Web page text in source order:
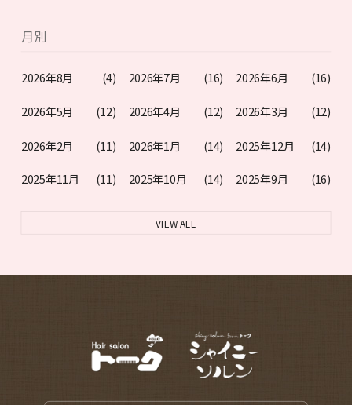
月別
2026年8月 (4) 2026年7月 (16) 2026年6月 (16)
2026年5月 (12) 2026年4月 (12) 2026年3月 (12)
2026年2月 (11) 2026年1月 (14) 2025年12月 (14)
2025年11月 (11) 2025年10月 (14) 2025年9月 (16)
VIEW ALL